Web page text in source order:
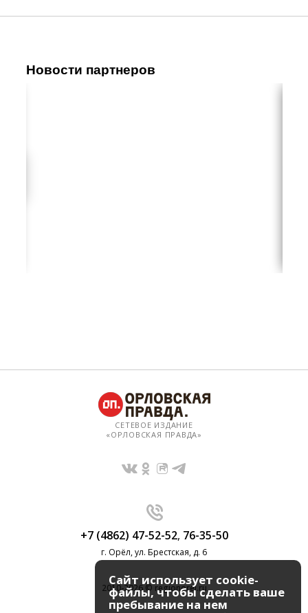
Новости партнеров
СЕТЕВОЕ ИЗДАНИЕ
«ОРЛОВСКАЯ ПРАВДА»
+7 (4862) 47-52-52, 76-35-50
г. Орёл, ул. Брестская, д. 6
2010-2026 © regionorel.ru
Сайт использует cookie-
файлы, чтобы сделать ваше
пребывание на нем